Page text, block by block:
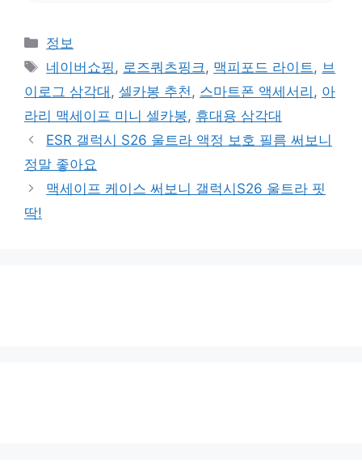
카
테
리
정보
태
그
네이버쇼핑, 로즈쿼츠핑크, 맥피포드 라이트, 브
이로그 삼각대 , 셀카봉 추천, 스마트폰 액세서리 , 아
라리 맥세이프 미니 셀카봉, 휴대용 삼각대
ESR 갤럭시 S26 울트라 액정 보호 필름 써보니
정말 좋아요
맥세이프 케이스 써보니 갤럭시S26 울트라 핏
딱!